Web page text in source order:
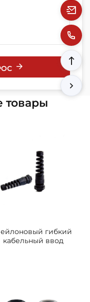
товары
гибкий
кабельный ввод